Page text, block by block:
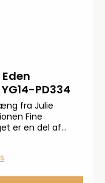
PD334
fra Julie
Fine
er en del af
er
smukkeste hvide
18 cm*